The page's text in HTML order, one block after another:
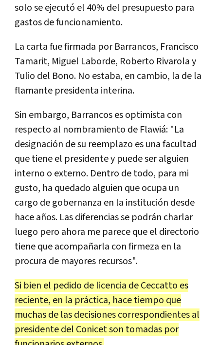
solo se ejecutó el 40% del presupuesto para
gastos de funcionamiento.
La carta fue firmada por Barrancos, Francisco
Tamarit, Miguel Laborde, Roberto Rivarola y
Tulio del Bono. No estaba, en cambio, la de la
flamante presidenta interina.
Sin embargo, Barrancos es optimista con
respecto al nombramiento de Flawiá: "La
designación de su reemplazo es una facultad
que tiene el presidente y puede ser alguien
interno o externo. Dentro de todo, para mi
gusto, ha quedado alguien que ocupa un
cargo de gobernanza en la institución desde
hace años. Las diferencias se podrán charlar
luego pero ahora me parece que el directorio
tiene que acompañarla con firmeza en la
procura de mayores recursos".
Si bien el pedido de licencia de Ceccatto es
reciente, en la práctica, hace tiempo que
muchas de las decisiones correspondientes al
presidente del Conicet son tomadas por